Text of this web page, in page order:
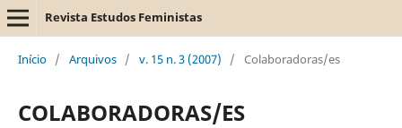
Revista Estudos Feministas
Início / Arquivos / v. 15 n. 3 (2007) / Colaboradoras/es
COLABORADORAS/ES